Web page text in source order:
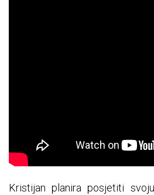
Kristijan planira posjetiti